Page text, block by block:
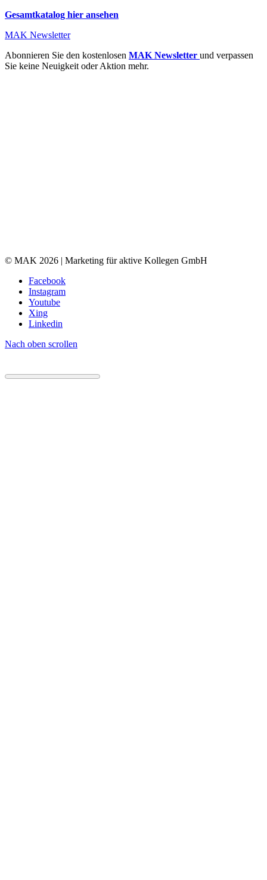
Gesamtkatalog hier ansehen
MAK Newsletter
Abonnieren Sie den kostenlosen MAK Newsletter und verpassen
Sie keine Neuigkeit oder Aktion mehr.
© MAK 2026 | Marketing für aktive Kollegen GmbH
Facebook
Instagram
Youtube
Xing
Linkedin
Nach oben scrollen